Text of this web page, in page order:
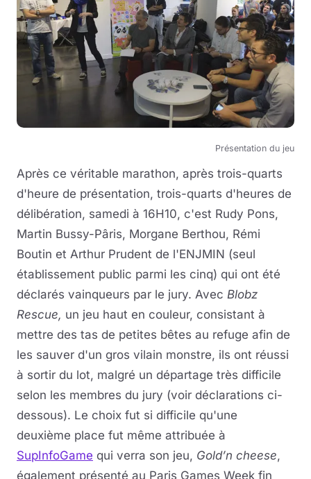
Présentation du jeu
Après ce véritable marathon, après trois-quarts
d'heure de présentation, trois-quarts d'heures de
délibération, samedi à 16H10, c'est Rudy Pons,
Martin Bussy-Pâris, Morgane Berthou, Rémi
Boutin et Arthur Prudent de l'ENJMIN (seul
établissement public parmi les cinq) qui ont été
déclarés vainqueurs par le jury. Avec Blobz
Rescue, un jeu haut en couleur, consistant à
mettre des tas de petites bêtes au refuge afin de
les sauver d'un gros vilain monstre, ils ont réussi
à sortir du lot, malgré un départage très difficile
selon les membres du jury (voir déclarations ci-
dessous). Le choix fut si difficile qu'une
deuxième place fut même attribuée à
SupInfoGame qui verra son jeu, Gold’n cheese,
également présenté au Paris Games Week fin